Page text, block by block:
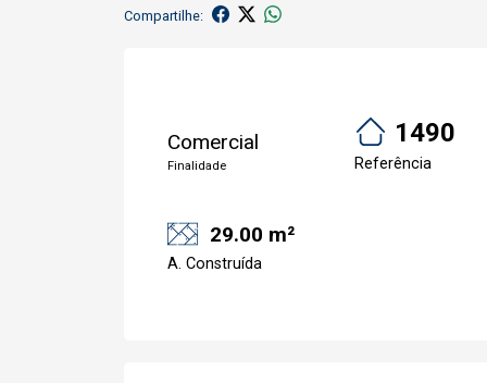
Compartilhe:
Comercial
Finalidade
1490
Referência
29.00 m²
A. Construída